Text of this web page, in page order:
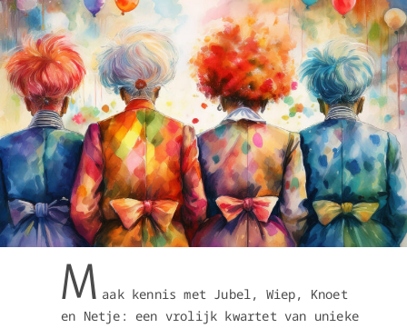
M aak kennis met Jubel, Wiep, Knoet
en Netje: een vrolijk kwartet van unieke